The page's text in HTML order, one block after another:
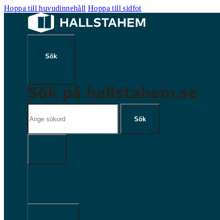
Hoppa till huvudinnehåll Hoppa till sidfot
Sök på hallstahem.se
Sök
Sök